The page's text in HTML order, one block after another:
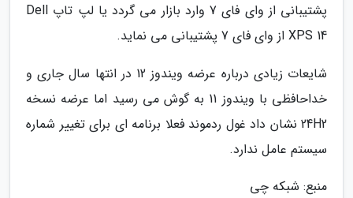
پشتیبانی از وای فای 7 وارد بازار می گردد یا لپ تاپ Dell
XPS 14 از وای فای 7 پشتیبانی می نماید.
شایعات زیادی درباره عرضه ویندوز 12 در انتها سال جاری و
خداحافظی با ویندوز 11 به گوش می رسید اما عرضه نسخه
24H2 نشان داد غول ردموند فعلا برنامه ای برای تغییر شماره
سیستم عامل ندارد.
منبع: شبکه چی